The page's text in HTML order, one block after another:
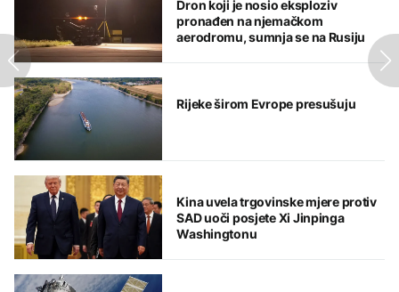
Dron koji je nosio eksploziv
pronađen na njemačkom
aerodromu, sumnja se na Rusiju
Rijeke širom Evrope presušuju
Kina uvela trgovinske mjere protiv
SAD uoči posjete Xi Jinpinga
Washingtonu